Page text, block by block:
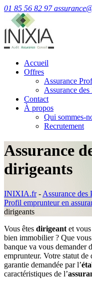
01 85 56 82 97
Accueil
Offres
Assurance
Assurance
Contact
À propos
Qui sommes-
Recrutement
Assurance
dirigeants
INIXIA.fr- Assurance des
Profil emprunteur en
dirigeants
Vous êtes dirigeant et
bien immobilier ? Que
banque va vous demander
emprunteur. Votre statut
garantie demandée par l’
caractéristiques de l’